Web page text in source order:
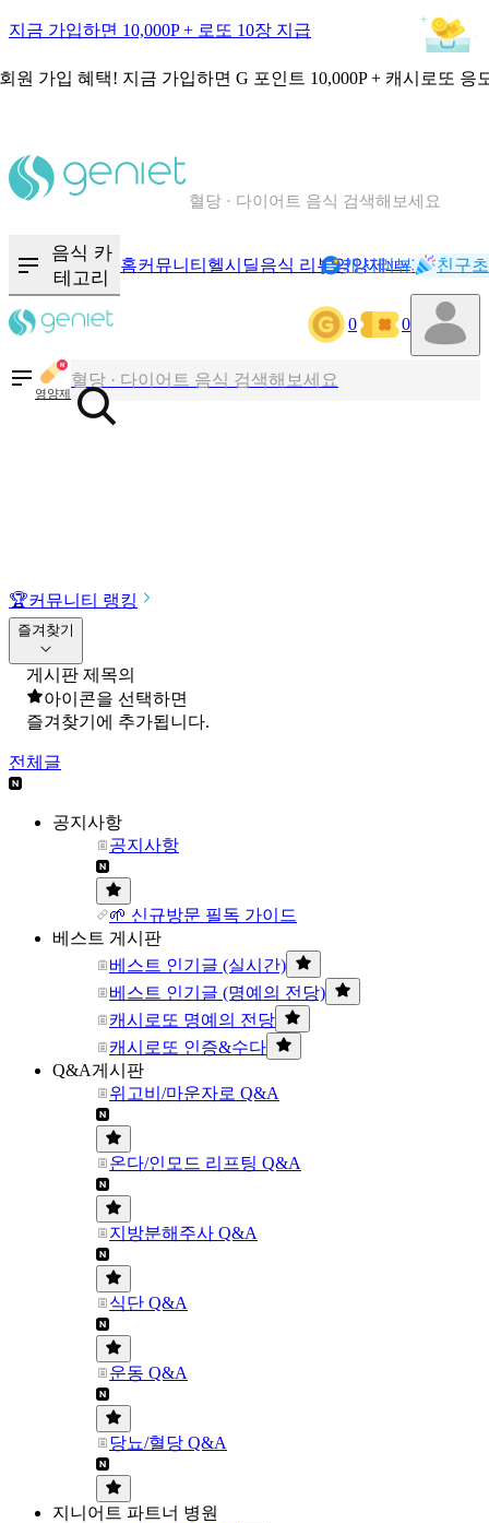
지금 가입하면 10,000P + 로또 10장 지급
원 가입 혜택! 지금 가입하면 G 포인트 10,000P + 캐시로또 응
혈당 · 다이어트 음식 검색해보세요
음식 카
테고리
홈커뮤니티 헬시딜음식 리뷰영양제NEW기록
캐시리뷰 친구
0 0
영양제
칼로리와 영양성분을 검색해보세요
혈당 · 다이어트 음식 검색해보세요
음식 · 영양제 리뷰를 찾아보세요
🏆커뮤니티 랭킹
즐겨찾기
게시판 제목의
아이콘을 선택하면
즐겨찾기에 추가됩니다.
전체글
공지사항
공지사항
🌱 신규방문 필독 가이드
베스트 게시판
베스트 인기글 (실시간)
베스트 인기글 (명예의 전당)
캐시로또 명예의 전당
캐시로또 인증&수다
Q&A게시판
위고비/마운자로 Q&A
온다/인모드 리프팅 Q&A
지방분해주사 Q&A
식단 Q&A
운동 Q&A
당뇨/혈당 Q&A
지니어트 파트너 병원